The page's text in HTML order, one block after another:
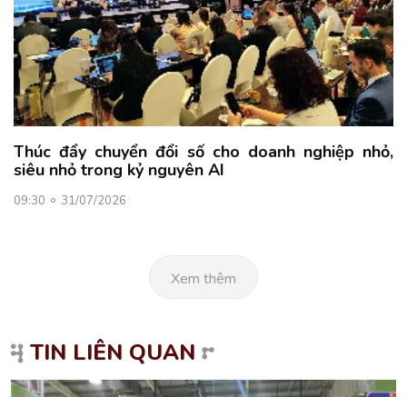
Thúc đẩy chuyển đổi số cho doanh nghiệp nhỏ,
siêu nhỏ trong kỷ nguyên AI
09:30 31/07/2026
Xem thêm
TIN LIÊN QUAN